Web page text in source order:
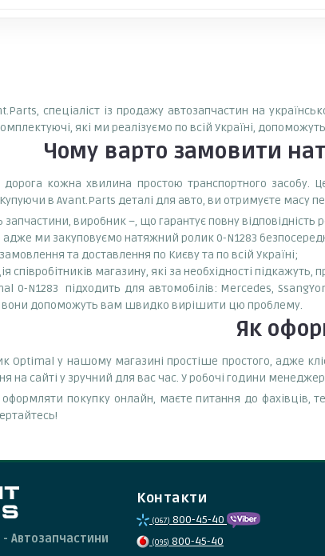
спеціаліст із продажу автозапчастин на
які ми реалізуємо по всій Україні,
Чому варто замовити
кожна хвилина простою транспортного засобу.
в Avant.Parts деталі для авто, ви отримуєте масу
запчастини, виробник –, що гарантує повну
адже ми закуповуємо натяжний ролик 0-N1283
та доставлення по Києву та по всій Україні;
співробітників магазину, які за необхідності
0-N1283 підходить для автомобілів: Mercedes,
вони допоможуть вам швидко вирішити цю проблему.
Як
Optimal у нашому магазині простіше простого, адже
сайті у зручний для вас час. У робочі години
покупку онлайн, маєте питання до фахівців,
Автозапчастини
Контакти
(067) 800-45-40
(095) 800-45-40